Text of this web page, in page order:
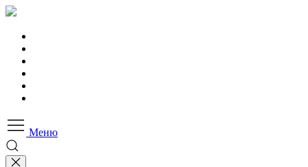
Меню